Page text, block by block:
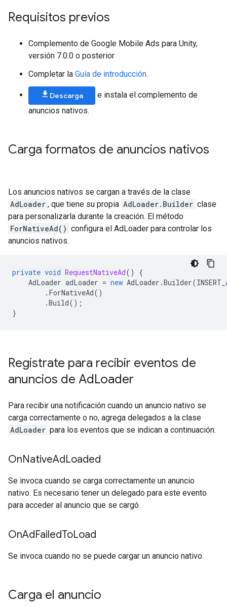
Requisitos previos
Complemento de Google Mobile Ads para Unity,
versión 7.0.0 o posterior
Completar la Guía de introducción.
Descarga
e instala el complemento de
anuncios nativos.
Carga formatos de anuncios nativos
Los anuncios nativos se cargan a través de la clase
AdLoader , que tiene su propia AdLoader.Builder clase
para personalizarla durante la creación. El método
ForNativeAd() configura el AdLoader para controlar los
anuncios nativos.
private void RequestNativeAd()
{
AdLoader adLoader = new AdLoader .Builder(
. ForNativeAd()
.Build();
}
Regístrate para recibir eventos de
anuncios de AdLoader
Para recibir una notificación cuando un anuncio nativo se
carga correctamente o no, agrega delegados a la clase
AdLoader para los eventos que se indican a continuación.
OnNativeAdLoaded
Se invoca cuando se carga correctamente un anuncio
nativo. Es necesario tener un delegado para este evento
para acceder al anuncio que se cargó.
OnAdFailedToLoad
Se invoca cuando no se puede cargar un anuncio nativo.
Carga el anuncio